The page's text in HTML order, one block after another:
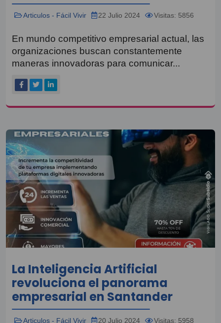
Articulos - Fácil Vivir 22 Julio 2024 Visitas: 5856
En mundo competitivo empresarial actual, las
organizaciones buscan constantemente
maneras innovadoras para comunicar...
La Inteligencia Artificial
revoluciona el panorama
empresarial en Santander
Articulos - Fácil Vivir 20 Julio 2024 Visitas: 5958